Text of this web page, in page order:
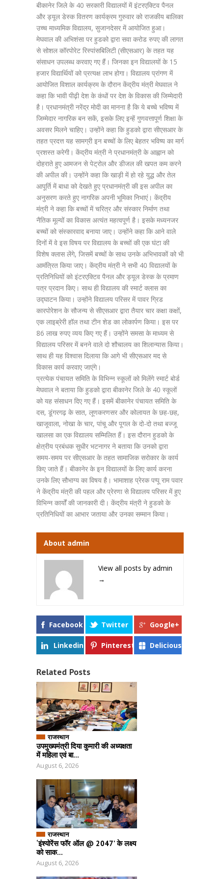
बीकानेर जिले के 40 सरकारी विद्यालयों में इंटरएक्टिव पैनल
और ड्यूल डेस्क वितरण कार्यक्रम गुरुवार को राजकीय बालिका
उच्च माध्यमिक विद्यालय, सुजानदेसर में आयोजित हुआ।
मेघवाल की अभिशंसा पर हुडको द्वारा सवा करोड रुपए की लागत
से सोशल कॉरपोरेट रिस्पांसबिलिटी (सीएसआर) के तहत यह
संसाधन उपलब्ध करवाए गए हैं। जिनका इन विद्यालयों के 15
हजार विद्यार्थियों को प्रत्यक्ष लाभ होगा। विद्यालय प्रांगण में
आयोजित विशाल कार्यक्रम के दौरान केंद्रीय मंत्री मेघवाल ने
कहा कि भावी पीढ़ी देश के कंधों पर देश के विकास की जिम्मेदारी
है। प्रधानमंत्री नरेंद्र मोदी का मानना है कि ये बच्चे भविष्य में
जिम्मेदार नागरिक बन सकें, इसके लिए इन्हें गुणवत्तापूर्ण शिक्षा के
अवसर मिलने चाहिए। उन्होंने कहा कि हुडको द्वारा सीएसआर के
तहत प्रदत्त यह सामग्री इन बच्चों के लिए बेहतर भविष्य का मार्ग
प्रशस्त करेगी। केंद्रीय मंत्री ने प्रधानमंत्री के आह्वान को
दोहराते हुए आमजन से पेट्रोल और डीजल की खपत कम करने
की अपील की। उन्होंने कहा कि खाड़ी में हो रहे युद्ध और तेल
आपूर्ति में बाधा को देखते हुए प्रधानमंत्री की इस अपील का
अनुसरण करते हुए नागरिक अपनी भूमिका निभाएं। केंद्रीय
मंत्री ने कहा कि बच्चों में चरित्र और संस्कार निर्माण तथा
नैतिक मूल्यों का विकास अत्यंत महत्वपूर्ण है। इसके मध्यनजर
बच्चों को संस्कारवाद बनाया जाए। उन्होंने कहा कि आने वाले
दिनों में वे इस विषय पर विद्यालय के बच्चों की एक घंटा की
विशेष क्लास लेंगे, जिसमें बच्चों के साथ उनके अभिभावकों को भी
आमंत्रित किया जाए। केंद्रीय मंत्री ने सभी 40 विद्यालयों के
प्रतिनिधियों को इंटरएक्टिव पैनल और ड्यूल डेस्क के प्रमाण
पत्र प्रदान किए। साथ ही विद्यालय की स्मार्ट क्लास का
उद्घाटन किया। उन्होंने विद्यालय परिसर में पावर ग्रिड
कारपोरेशन के सौजन्य से सीएसआर द्वारा तैयार चार कक्षा कक्षों,
एक लाइब्रेरी हॉल तथा टीन शेड का लोकार्पण किया। इस पर
86 लाख रुपए व्यय किए गए हैं। उन्होंने समसा के माध्यम से
विद्यालय परिसर में बनने वाले दो शौचालय का शिलान्यास किया।
साथ ही यह विश्वास दिलाया कि आगे भी सीएसआर मद से
विकास कार्य करवाए जाएंगे।
प्रत्येक पंचायत समिति के विभिन्न स्कूलों को मिलेंगे स्मार्ट बोर्ड
मेघवाल ने बताया कि हुडको द्वारा बीकानेर जिले के 40 स्कूलों
को यह संसाधन दिए गए हैं। इसमें बीकानेर पंचायत समिति के
दस, डूंगरगढ़ के सात, लूणकरणसर और कोलायत के छह-छह,
खाजूवाला, नोखा के चार, पांचू और पूगल के दो-दो तथा बज्जू
खालसा का एक विद्यालय सम्मिलित हैं। इस दौरान हुडको के
क्षेत्रीय प्रबंधक सुधीर भटनागर ने बताया कि उनको द्वारा
समय-समय पर सीएसआर के तहत सामाजिक सरोकार के कार्य
किए जाते हैं। बीकानेर के इन विद्यालयों के लिए कार्य करना
उनके लिए सौभाग्य का विषय है। भामाशाह प्रेरक पप्पू राम पवार
ने केंद्रीय मंत्री की पहल और प्रेरणा से विद्यालय परिसर में हुए
विभिन्न कार्यों की जानकारी दी। केंद्रीय मंत्री ने हुडको के
प्रतिनिधियों का आभार जताया और उनका सम्मान किया।
About admin
View all posts by admin
→
Facebook Twitter Google+
Linkedin Pinterest Delicious
Related Posts
राजस्थान
उपमुख्यमंत्री दिया कुमारी की अध्यक्षता
में महिला एवं बा...
August 6, 2026
राजस्थान
‘इंश्योरेंस फॉर ऑल @ 2047’ के लक्ष्य
को साक...
August 6, 2026